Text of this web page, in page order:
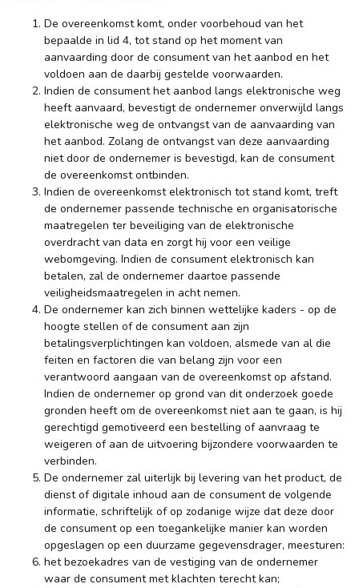
De overeenkomst komt, onder voorbehoud van het
bepaalde in lid 4, tot stand op het moment van
aanvaarding door de consument van het aanbod en het
voldoen aan de daarbij gestelde voorwaarden.
Indien de consument het aanbod langs elektronische weg
heeft aanvaard, bevestigt de ondernemer onverwijld langs
elektronische weg de ontvangst van de aanvaarding van
het aanbod. Zolang de ontvangst van deze aanvaarding
niet door de ondernemer is bevestigd, kan de consument
de overeenkomst ontbinden.
Indien de overeenkomst elektronisch tot stand komt, treft
de ondernemer passende technische en organisatorische
maatregelen ter beveiliging van de elektronische
overdracht van data en zorgt hij voor een veilige
webomgeving. Indien de consument elektronisch kan
betalen, zal de ondernemer daartoe passende
veiligheidsmaatregelen in acht nemen.
De ondernemer kan zich binnen wettelijke kaders - op de
hoogte stellen of de consument aan zijn
betalingsverplichtingen kan voldoen, alsmede van al die
feiten en factoren die van belang zijn voor een
verantwoord aangaan van de overeenkomst op afstand.
Indien de ondernemer op grond van dit onderzoek goede
gronden heeft om de overeenkomst niet aan te gaan, is hij
gerechtigd gemotiveerd een bestelling of aanvraag te
weigeren of aan de uitvoering bijzondere voorwaarden te
verbinden.
De ondernemer zal uiterlijk bij levering van het product, de
dienst of digitale inhoud aan de consument de volgende
informatie, schriftelijk of op zodanige wijze dat deze door
de consument op een toegankelijke manier kan worden
opgeslagen op een duurzame gegevensdrager, meesturen:
het bezoekadres van de vestiging van de ondernemer
waar de consument met klachten terecht kan;